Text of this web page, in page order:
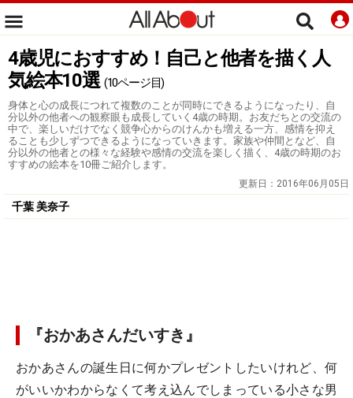
4歳児におすすめ！自己と他者を描く人
気絵本10選 (10ページ目)
身体と心の成長につれて複数のことが同時にできるようになったり、自
分以外の他者への観察眼も成長していく4歳の時期。お友だちとの交流の
中で、楽しいだけでなく競争心からのけんかも増える一方、感情を抑え
ることも少しずつできるようになっていきます。家族や仲間となど、自
分以外の他者との様々な経験や感情の交流を楽しく描く、4歳の時期のお
すすめの絵本を10冊ご紹介します。
更新日： 2016年06月05日
千葉 美奈子
『おかあさんだいすき』
おかあさんの誕生日に何かプレゼントしたいけれど、何
がいいかわからなくて考え込んでしまっている小さな男